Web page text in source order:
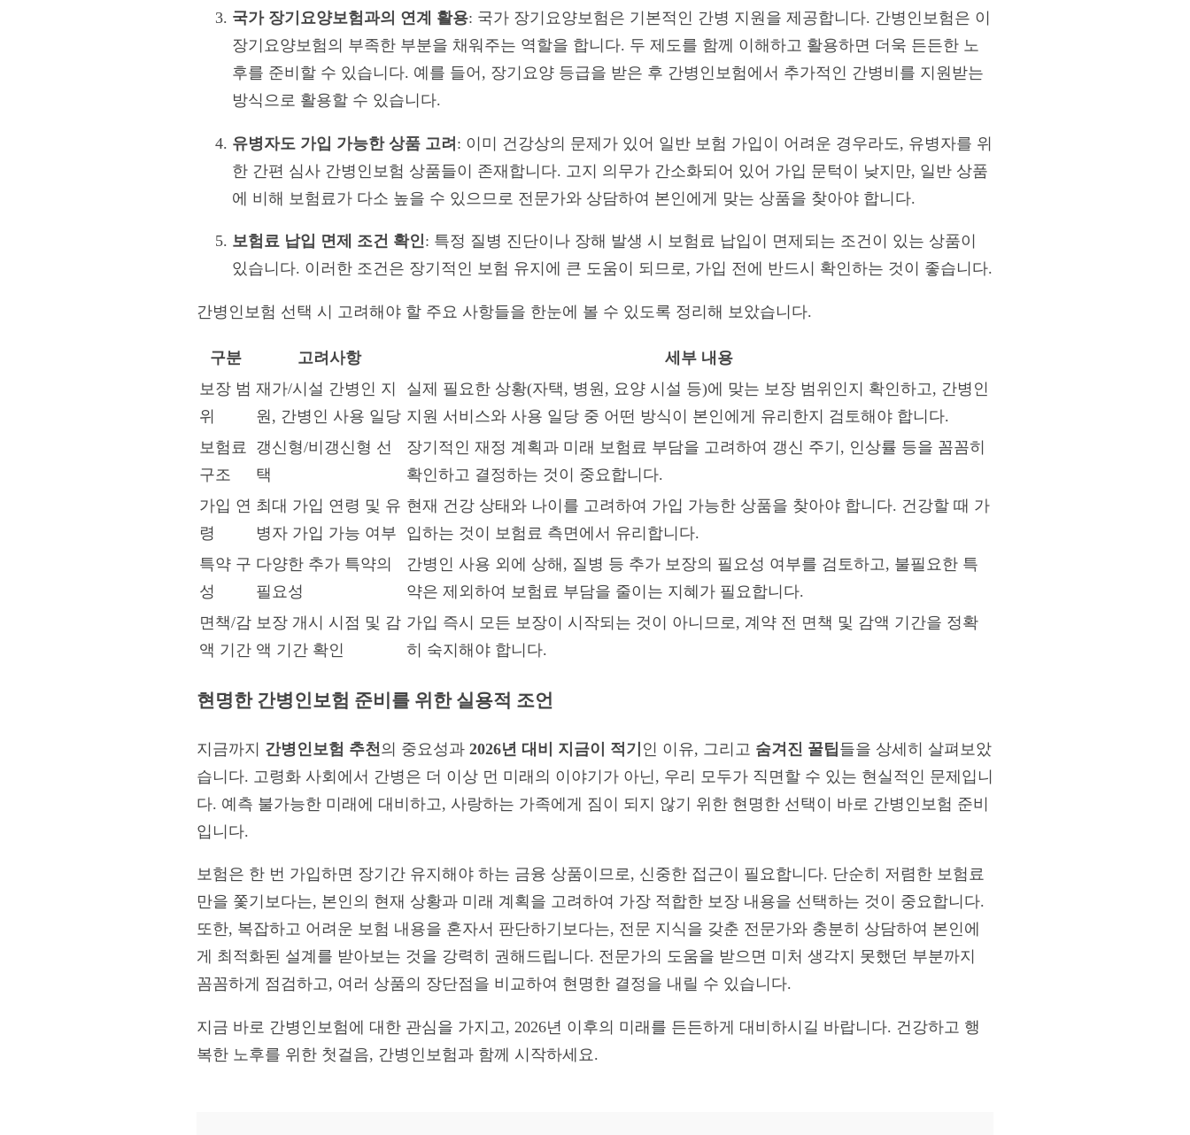
국가 장기요양보험과의 연계 활용: 국가 장기요양보험은 기본적인 간병 지원을 제공합니다. 간병인보험은 이
장기요양보험의 부족한 부분을 채워주는 역할을 합니다. 두 제도를 함께 이해하고 활용하면 더욱 든든한 노
후를 준비할 수 있습니다. 예를 들어, 장기요양 등급을 받은 후 간병인보험에서 추가적인 간병비를 지원받는
방식으로 활용할 수 있습니다.
유병자도 가입 가능한 상품 고려 : 이미 건강상의 문제가 있어 일반 보험 가입이 어려운 경우라도, 유병자를 위
한 간편 심사 간병인보험 상품들이 존재합니다. 고지 의무가 간소화되어 있어 가입 문턱이 낮지만, 일반 상품
에 비해 보험료가 다소 높을 수 있으므로 전문가와 상담하여 본인에게 맞는 상품을 찾아야 합니다.
보험료 납입 면제 조건 확인: 특정 질병 진단이나 장해 발생 시 보험료 납입이 면제되는 조건이 있는 상품이
있습니다. 이러한 조건은 장기적인 보험 유지에 큰 도움이 되므로, 가입 전에 반드시 확인하는 것이 좋습니다.
간병인보험 선택 시 고려해야 할 주요 사항들을 한눈에 볼 수 있도록 정리해 보았습니다.
구분 고려사항
세부 내용
보장 범
위
재가/시설 간병인 지
원, 간병인 사용 일당
실제 필요한 상황(자택, 병원, 요양 시설 등)에 맞는 보장 범위인지 확인하고, 간병인
지원 서비스와 사용 일당 중 어떤 방식이 본인에게 유리한지 검토해야 합니다.
보험료
구조
갱신형/비갱신형 선
택
장기적인 재정 계획과 미래 보험료 부담을 고려하여 갱신 주기, 인상률 등을 꼼꼼히
확인하고 결정하는 것이 중요합니다.
가입 연
령
최대 가입 연령 및 유
병자 가입 가능 여부
현재 건강 상태와 나이를 고려하여 가입 가능한 상품을 찾아야 합니다. 건강할 때 가
입하는 것이 보험료 측면에서 유리합니다.
특약 구
성
다양한 추가 특약의
필요성
간병인 사용 외에 상해, 질병 등 추가 보장의 필요성 여부를 검토하고, 불필요한 특
약은 제외하여 보험료 부담을 줄이는 지혜가 필요합니다.
면책/감
액 기간
보장 개시 시점 및 감
액 기간 확인
가입 즉시 모든 보장이 시작되는 것이 아니므로, 계약 전 면책 및 감액 기간을 정확
히 숙지해야 합니다.
현명한 간병인보험 준비를 위한 실용적 조언
지금까지 간병인보험 추천 의 중요성과 2026년 대비 지금이 적기 인 이유, 그리고 숨겨진 꿀팁들을 상세히 살펴보았
습니다. 고령화 사회에서 간병은 더 이상 먼 미래의 이야기가 아닌, 우리 모두가 직면할 수 있는 현실적인 문제입니
다. 예측 불가능한 미래에 대비하고, 사랑하는 가족에게 짐이 되지 않기 위한 현명한 선택이 바로 간병인보험 준비
입니다.
보험은 한 번 가입하면 장기간 유지해야 하는 금융 상품이므로, 신중한 접근이 필요합니다. 단순히 저렴한 보험료
만을 쫓기보다는, 본인의 현재 상황과 미래 계획을 고려하여 가장 적합한 보장 내용을 선택하는 것이 중요합니다.
또한, 복잡하고 어려운 보험 내용을 혼자서 판단하기보다는, 전문 지식을 갖춘 전문가와 충분히 상담하여 본인에
게 최적화된 설계를 받아보는 것을 강력히 권해드립니다. 전문가의 도움을 받으면 미처 생각지 못했던 부분까지
꼼꼼하게 점검하고, 여러 상품의 장단점을 비교하여 현명한 결정을 내릴 수 있습니다.
지금 바로 간병인보험에 대한 관심을 가지고, 2026년 이후의 미래를 든든하게 대비하시길 바랍니다. 건강하고 행
복한 노후를 위한 첫걸음, 간병인보험과 함께 시작하세요.